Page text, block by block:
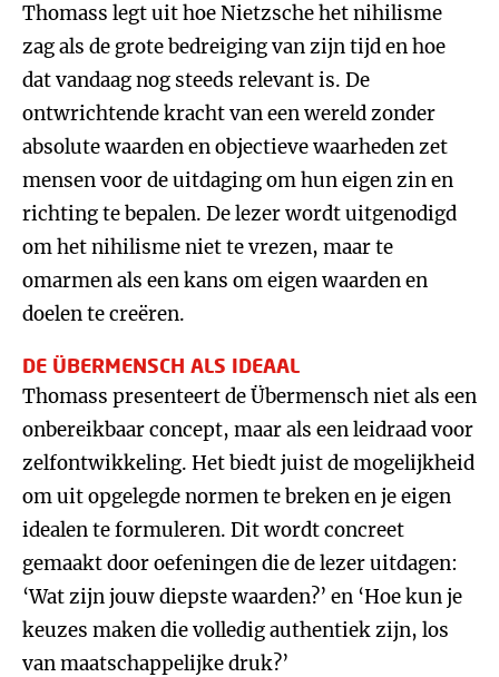
Thomass legt uit hoe Nietzsche het nihilisme
zag als de grote bedreiging van zijn tijd en hoe
dat vandaag nog steeds relevant is. De
ontwrichtende kracht van een wereld zonder
absolute waarden en objectieve waarheden zet
mensen voor de uitdaging om hun eigen zin en
richting te bepalen. De lezer wordt uitgenodigd
om het nihilisme niet te vrezen, maar te
omarmen als een kans om eigen waarden en
doelen te creëren.
DE ÜBERMENSCH ALS IDEAAL
Thomass presenteert de Übermensch niet als een
onbereikbaar concept, maar als een leidraad voor
zelfontwikkeling. Het biedt juist de mogelijkheid
om uit opgelegde normen te breken en je eigen
idealen te formuleren. Dit wordt concreet
gemaakt door oefeningen die de lezer uitdagen:
‘Wat zijn jouw diepste waarden?’ en ‘Hoe kun je
keuzes maken die volledig authentiek zijn, los
van maatschappelijke druk?’